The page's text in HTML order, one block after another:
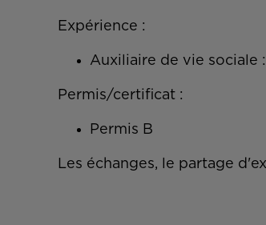
Expérience :
Auxiliaire de vie sociale
Permis/certificat :
Permis B
Les échanges, le partage